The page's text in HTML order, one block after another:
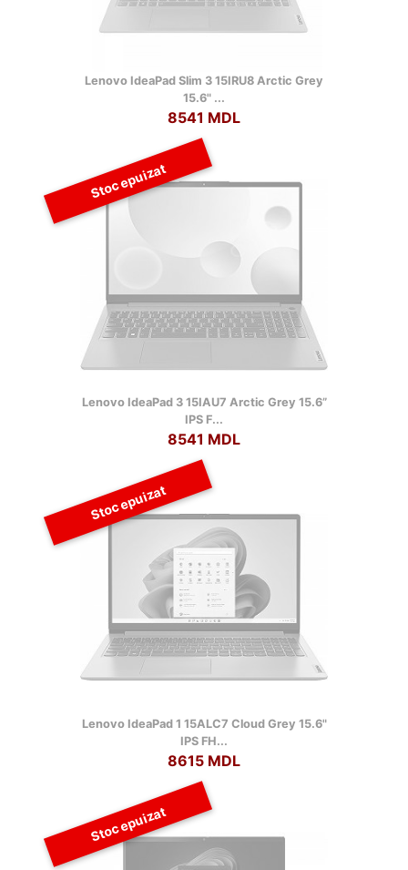
Lenovo IdeaPad Slim 3 15IRU8 Arctic Grey
15.6" ...
8541 MDL
Stoc epuizat
Lenovo IdeaPad 3 15IAU7 Arctic Grey 15.6”
IPS F...
8541 MDL
Stoc epuizat
Lenovo IdeaPad 1 15ALC7 Cloud Grey 15.6"
IPS FH...
8615 MDL
Stoc epuizat